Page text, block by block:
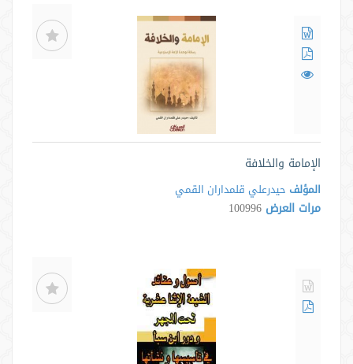
الإمامة والخلافة
المؤلف حيدرعلي قلمداران القمي
مرات العرض 100996